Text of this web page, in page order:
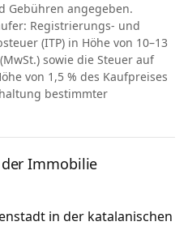
Gebühren angegeben.
Registrierungs- und
(ITP) in Höhe von 10–13
sowie die Steuer auf
von 1,5 % des Kaufpreises
bestimmter
Immobilie
in der katalanischen